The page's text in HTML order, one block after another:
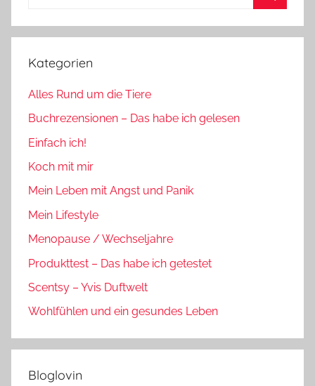
Kategorien
Alles Rund um die Tiere
Buchrezensionen – Das habe ich gelesen
Einfach ich!
Koch mit mir
Mein Leben mit Angst und Panik
Mein Lifestyle
Menopause / Wechseljahre
Produkttest – Das habe ich getestet
Scentsy – Yvis Duftwelt
Wohlfühlen und ein gesundes Leben
Bloglovin